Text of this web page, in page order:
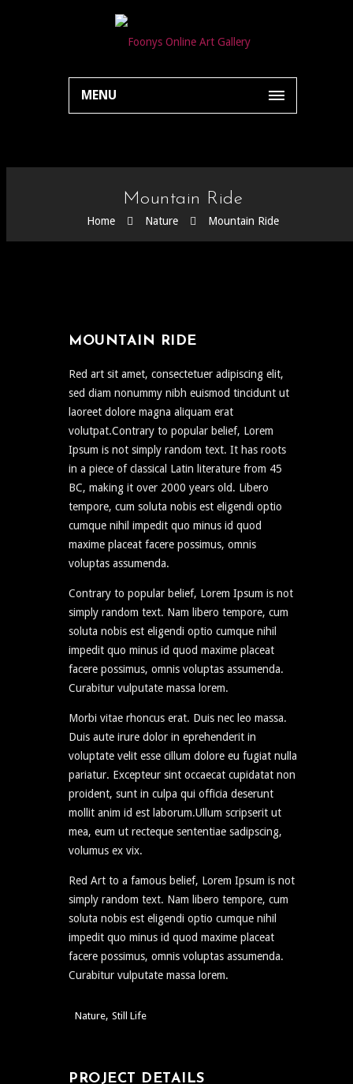
MENU
Mountain Ride
Home Nature Mountain Ride
MOUNTAIN RIDE
Red art sit amet, consectetuer adipiscing elit,
sed diam nonummy nibh euismod tincidunt ut
laoreet dolore magna aliquam erat
volutpat.Contrary to popular belief, Lorem
Ipsum is not simply random text. It has roots
in a piece of classical Latin literature from 45
BC, making it over 2000 years old. Libero
tempore, cum soluta nobis est eligendi optio
cumque nihil impedit quo minus id quod
maxime placeat facere possimus, omnis
voluptas assumenda.
Contrary to popular belief, Lorem Ipsum is not
simply random text. Nam libero tempore, cum
soluta nobis est eligendi optio cumque nihil
impedit quo minus id quod maxime placeat
facere possimus, omnis voluptas assumenda.
Curabitur vulputate massa lorem.
Morbi vitae rhoncus erat. Duis nec leo massa.
Duis aute irure dolor in eprehenderit in
voluptate velit esse cillum dolore eu fugiat nulla
pariatur. Excepteur sint occaecat cupidatat non
proident, sunt in culpa qui officia deserunt
mollit anim id est laborum.Ullum scripserit ut
mea, eum ut recteque sententiae sadipscing,
volumus ex vix.
Red Art to a famous belief, Lorem Ipsum is not
simply random text. Nam libero tempore, cum
soluta nobis est eligendi optio cumque nihil
impedit quo minus id quod maxime placeat
facere possimus, omnis voluptas assumenda.
Curabitur vulputate massa lorem.
Nature, Still Life
PROJECT DETAILS